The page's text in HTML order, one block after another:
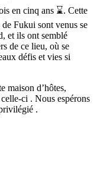
en cinq ans ⌛️. Cette
Fukui sont venus se
et ils ont semblé
de ce lieu, où se
défis et vies si
maison d’hôtes,
ci . Nous espérons
.